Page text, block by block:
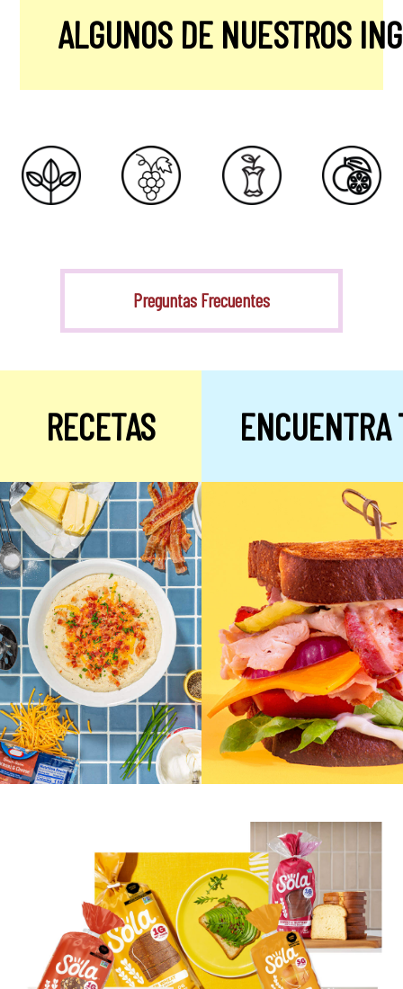
ALGUNOS DE NUESTROS
Alulosa
Eritritol
Preguntas Frecuentes
RECETAS